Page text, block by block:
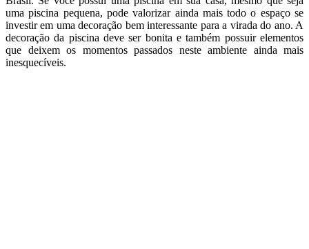
uma piscina pequena, pode valorizar ainda mais todo o espaço se
investir em uma decoração bem interessante para a virada do ano. A
decoração da piscina deve ser bonita e também possuir elementos
que deixem os momentos passados neste ambiente ainda mais
inesquecíveis.